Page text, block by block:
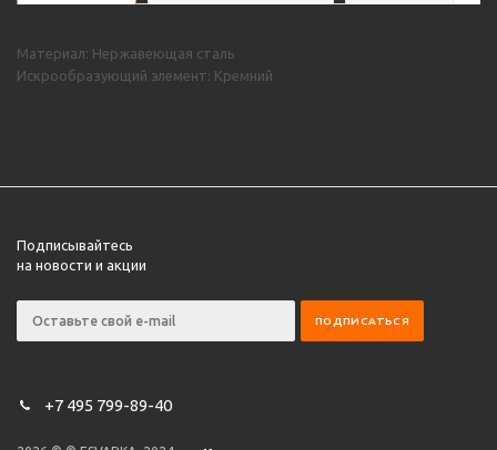
Материал: Нержавеющая сталь
Искрообразующий элемент: Кремний
Подписывайтесь
на новости и акции
+7 495 799-89-40